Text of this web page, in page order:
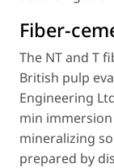
Fiber-
The NT and T
British pulp
Engineering
min immersion
mineralizing
prepared by